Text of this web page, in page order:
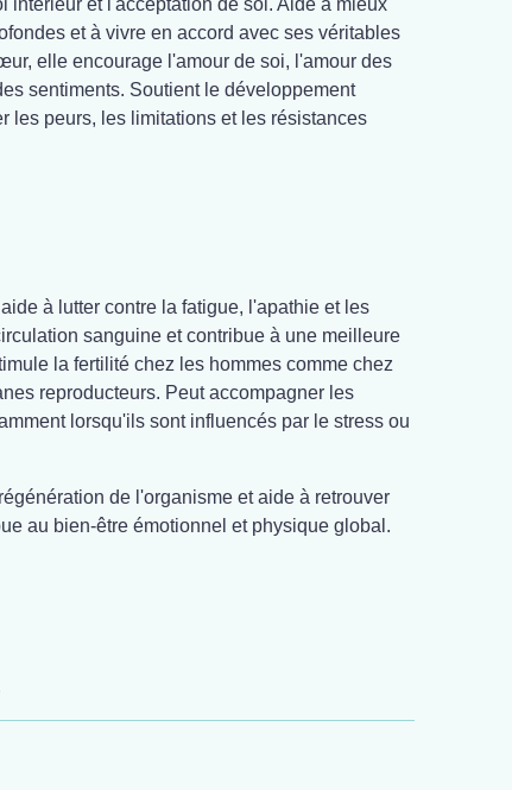
et à vivre en accord avec ses véritables
elle encourage l'amour de soi, l'amour des
sentiments. Soutient le développement
les peurs, les limitations et les résistances
à lutter contre la fatigue, l'apathie et les
sanguine et contribue à une meilleure
la fertilité chez les hommes comme chez
reproducteurs. Peut accompagner les
lorsqu'ils sont influencés par le stress ou
de l'organisme et aide à retrouver
au bien-être émotionnel et physique global.